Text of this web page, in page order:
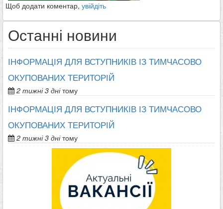
Щоб додати коментар, увійдіть
Останні новини
ІНФОРМАЦІЯ ДЛЯ ВСТУПНИКІВ ІЗ ТИМЧАСОВО
ОКУПОВАНИХ ТЕРИТОРІЙ
2 тижні 3 днітому
ІНФОРМАЦІЯ ДЛЯ ВСТУПНИКІВ ІЗ ТИМЧАСОВО
ОКУПОВАНИХ ТЕРИТОРІЙ
2 тижні 3 днітому